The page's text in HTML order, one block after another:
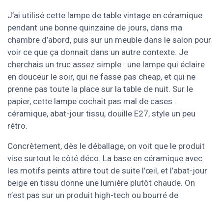
J’ai utilisé cette lampe de table vintage en céramique
pendant une bonne quinzaine de jours, dans ma
chambre d’abord, puis sur un meuble dans le salon pour
voir ce que ça donnait dans un autre contexte. Je
cherchais un truc assez simple : une lampe qui éclaire
en douceur le soir, qui ne fasse pas cheap, et qui ne
prenne pas toute la place sur la table de nuit. Sur le
papier, cette lampe cochait pas mal de cases :
céramique, abat-jour tissu, douille E27, style un peu
rétro.
Concrètement, dès le déballage, on voit que le produit
vise surtout le côté déco. La base en céramique avec
les motifs peints attire tout de suite l’œil, et l’abat-jour
beige en tissu donne une lumière plutôt chaude. On
n’est pas sur un produit high-tech ou bourré de